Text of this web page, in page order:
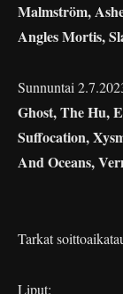
Malmström,
Angles Mortis,
Sunnuntai
Ghost, The Hu,
Suffocation,
And Oceans,
Tarkat
Liput: